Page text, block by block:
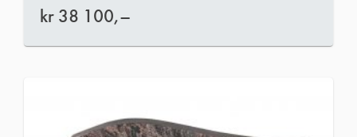
kr 38 100,–